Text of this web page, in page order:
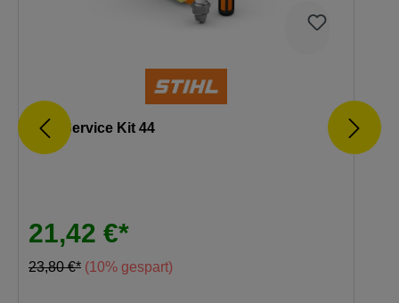
Stihl Service Kit 44
21,42 €*
23,80 €* (10% gespart)